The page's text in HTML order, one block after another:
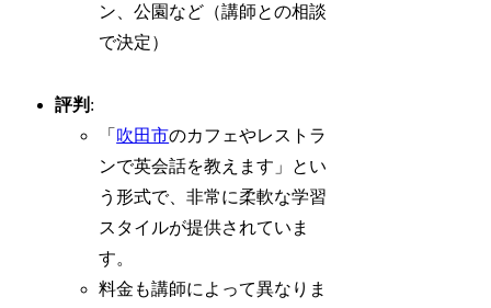
ン、公園など（講師との相談
で決定）
評判 :
「 吹田市のカフェやレストラ
ンで英会話を教えます」とい
う形式で、非常に柔軟な学習
スタイルが提供されていま
す。
料金も講師によって異なりま